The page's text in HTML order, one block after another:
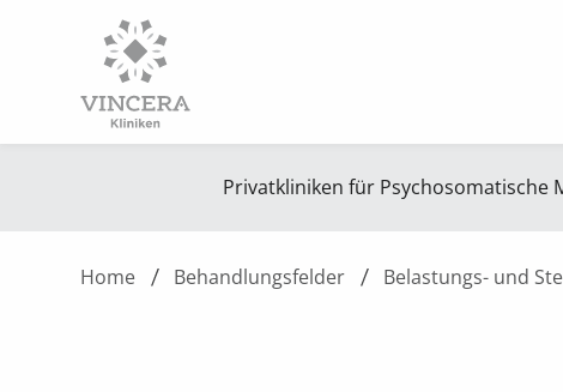
Privatkliniken für Psychosomatische
Home Behandlungsfelder Belastungs- und